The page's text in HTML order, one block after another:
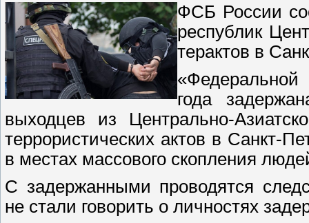
ФСБ России
республик
терактов в
года
выходцев из Центрально-
террористических актов в Санкт-
в местах массового скопления
С задержанными проводятся
не стали говорить о личностях